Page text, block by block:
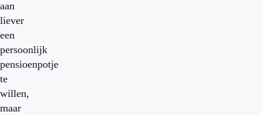
aan
liever
een
persoonlijk
pensioenpotje
te
willen,
maar